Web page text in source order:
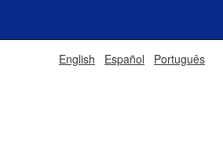
English Español Português